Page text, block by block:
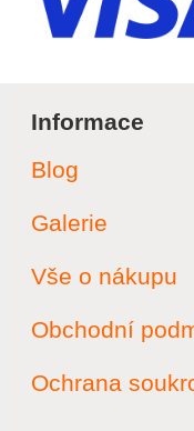
Informace
Blog
Galerie
Vše o nákupu
Obchodní
Ochrana